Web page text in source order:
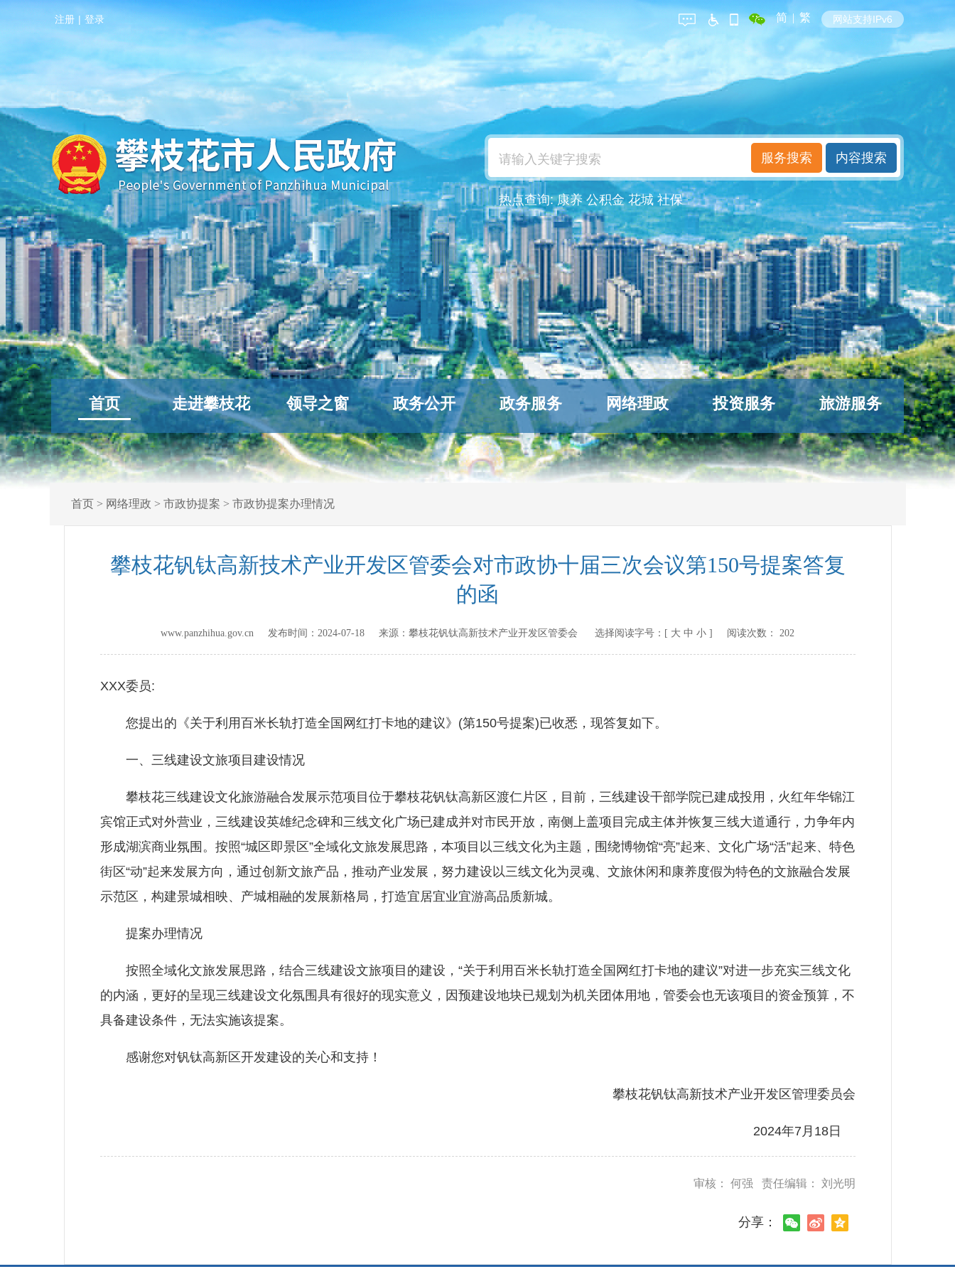
注册 | 登录 简 | 繁 网站支持IPv6
热点查询:康养 公积金 花城 社保
首页 走进攀枝花 领导之窗 政务公开 政务服务 网络理政 投资服务 旅游服务
首页> 网络理政 > 市政协提案 > 市政协提案办理情况
攀枝花钒钛高新技术产业开发区管委会对市政协十届三次会议第150号提案答复
的函
www.panzhihua.gov.cn 发布时间： 2024-07-18 来源： 攀枝花钒钛高新技术产业开发区管委会 选择阅读字号：[ 大 中 小 ] 阅读次数： 202
XXX委员:
您提出的《关于利用百米长轨打造全国网红打卡地的建议》(第150号提案)已收悉，现答复如下。
一、三线建设文旅项目建设情况
攀枝花三线建设文化旅游融合发展示范项目位于攀枝花钒钛高新区渡仁片区，目前，三线建设干部学院已建成投用，火红年华锦江
宾馆正式对外营业，三线建设英雄纪念碑和三线文化广场已建成并对市民开放，南侧上盖项目完成主体并恢复三线大道通行，力争年内
形成湖滨商业氛围。按照“城区即景区”全域化文旅发展思路，本项目以三线文化为主题，围绕博物馆“亮”起来、文化广场“活”起来、特色
街区“动”起来发展方向，通过创新文旅产品，推动产业发展，努力建设以三线文化为灵魂、文旅休闲和康养度假为特色的文旅融合发展
示范区，构建景城相映、产城相融的发展新格局，打造宜居宜业宜游高品质新城。
提案办理情况
按照全域化文旅发展思路，结合三线建设文旅项目的建设，“关于利用百米长轨打造全国网红打卡地的建议”对进一步充实三线文化
的内涵，更好的呈现三线建设文化氛围具有很好的现实意义，因预建设地块已规划为机关团体用地，管委会也无该项目的资金预算，不
具备建设条件，无法实施该提案。
感谢您对钒钛高新区开发建设的关心和支持！
攀枝花钒钛高新技术产业开发区管理委员会
2024年7月18日
审核： 何强 责任编辑： 刘光明
分享：